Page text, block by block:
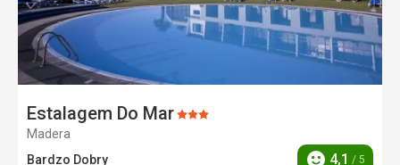
Estalagem Do MarOcena:
Madera
Bardzo Dobry
4,1 / 5